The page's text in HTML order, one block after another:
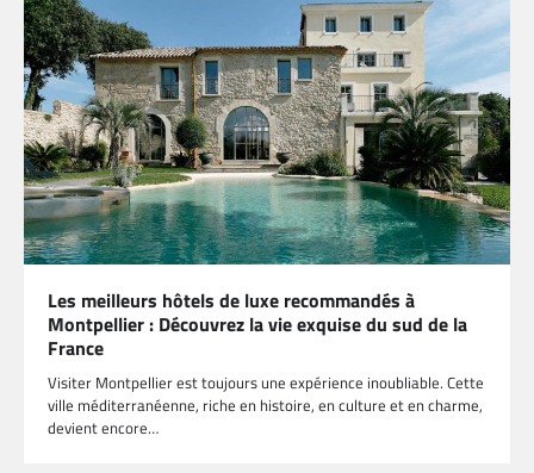
Les meilleurs hôtels de luxe recommandés à
Montpellier : Découvrez la vie exquise du sud de la
France
Visiter Montpellier est toujours une expérience inoubliable. Cette
ville méditerranéenne, riche en histoire, en culture et en charme,
devient encore…